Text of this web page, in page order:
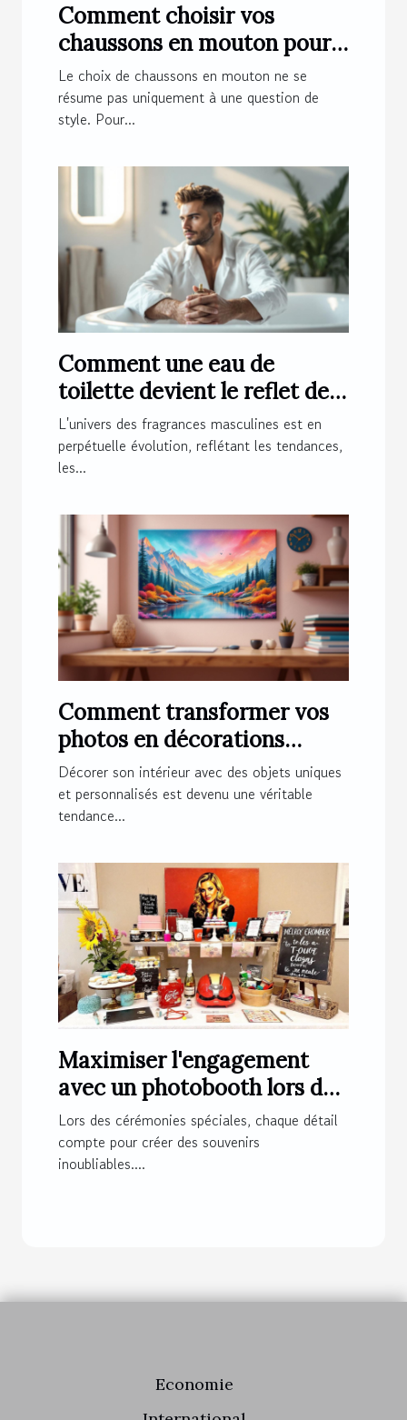
Comment choisir vos
chaussons en mouton pour
un confort optimal ?
Le choix de chaussons en mouton ne se
résume pas uniquement à une question de
style. Pour...
Comment une eau de
toilette devient le reflet de
l'homme moderne ?
L'univers des fragrances masculines est en
perpétuelle évolution, reflétant les tendances,
les...
Comment transformer vos
photos en décorations
magnétiques originales ?
Décorer son intérieur avec des objets uniques
et personnalisés est devenu une véritable
tendance...
Maximiser l'engagement
avec un photobooth lors de
cérémonies spéciales
Lors des cérémonies spéciales, chaque détail
compte pour créer des souvenirs
inoubliables....
Economie